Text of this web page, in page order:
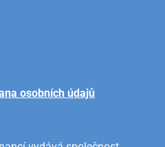
osobních údajů